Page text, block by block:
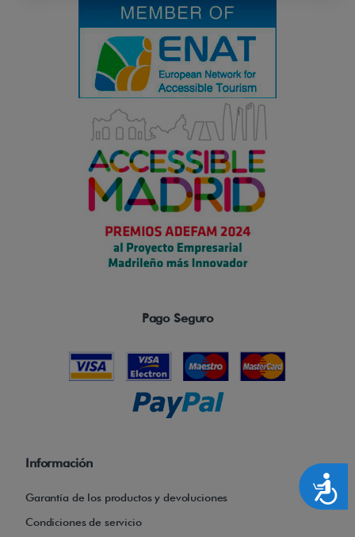
Accesibilidad
Pago Seguro
Información
Garantía de los productos y devoluciones
Condiciones de servicio